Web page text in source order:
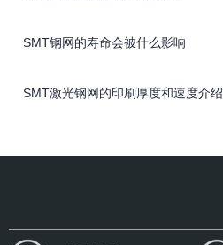
SMT钢网的寿命会被什么影响
SMT激光钢网的印刷厚度和速度介绍